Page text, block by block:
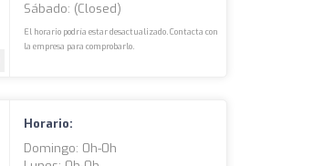
Sábado: (closed)
El horario podría estar desactualizado. Contacta con
la empresa para comprobarlo.
Horario:
Domingo: 0h-0h